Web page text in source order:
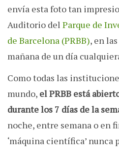
envía esta foto tan
Auditorio del Parque de
de Barcelona (PRBB), en
mañana de un día
Como todas las
mundo, el PRBB está
durante los 7 días de la
noche, entre semana o en
‘máquina científica’ nunca